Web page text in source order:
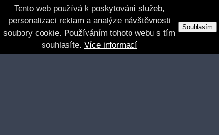
Tento web používá k poskytování služeb,
personalizaci reklam a analýze návštěvnosti
soubory cookie. Používáním tohoto webu s tím
souhlasíte. Více informací
Souhlasím